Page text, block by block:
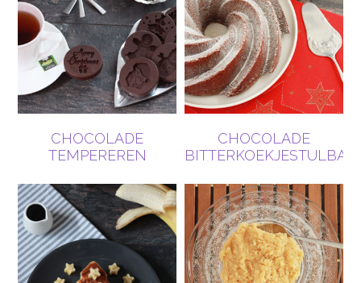
CHOCOLADE
TEMPEREREN
CHOCOLADE